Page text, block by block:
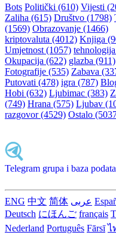
Bots Politički (610) Vijesti
Zaliha (615) Društvo (1798)
(1569) Obrazovanje (1466)
kriptovaluta (4012) Knjiga
Umjetnost (1057)
Okupacija (622) glazba (911)
Fotografije (535) Zabava
Putovati (478) igra (787)
Hobi (632) Ljubimac (383)
(749) Hrana (575) Ljubav
razgovor (4529) Ostalo
Telegram grupa i baza
ENG 中文 简体 عربى
Deutsch にほんご français
Nederland Português Fārsī‎ ไ